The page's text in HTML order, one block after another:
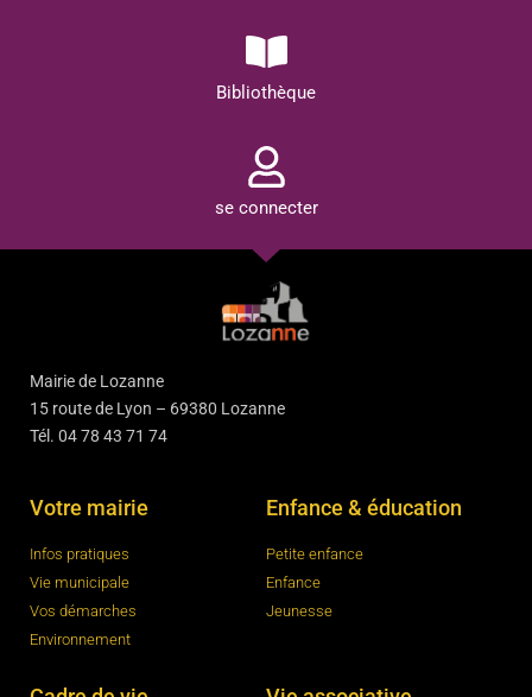
Bibliothèque
se connecter
Mairie de Lozanne
15 route de Lyon – 69380 Lozanne
Tél. 04 78 43 71 74
Votre mairie
Infos pratiques
Vie municipale
Vos démarches
Environnement
Enfance & éducation
Petite enfance
Enfance
Jeunesse